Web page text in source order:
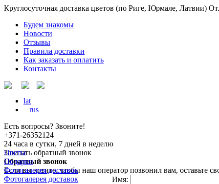
Круглосуточная доставка цветов (по Риге, Юрмале, Латвии)
Будем знакомы
Новости
Отзывы
Правила доставки
Как заказать и оплатить
Контакты
lat
rus
Есть вопросы? Звоните!
+371-26352124
24 часа в сутки, 7 дней в неделю
Заказать обратный звонок
Обратный звонок
Если вы хотите, чтобы наш оператор позвонил вам, оставьте
Имя:
Цветы
Подарки
Фотогалерея доставок
Фотогалерея доставок